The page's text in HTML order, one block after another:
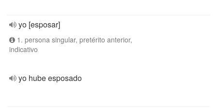
yo [esposar]
1. persona singular, pretérito anterior,
indicativo
yo hube esposado